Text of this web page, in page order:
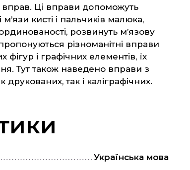
вправ. Ці вправи допоможуть
кисті і пальчиків малюка,
розвинуть м’язову
різноманітні вправи
і графічних елементів, їх
Тут також наведено вправи з
так і каліграфічних.
Українська мова